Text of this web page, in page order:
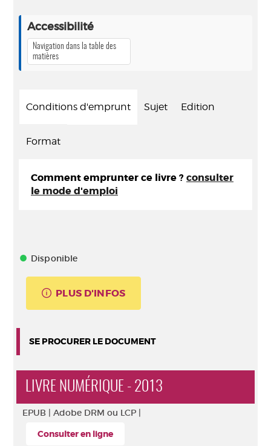
Accessibilité
Navigation dans la table des
matières
Conditions d'emprunt Sujet Edition
Format
Comment emprunter ce livre ? consulter
le mode d'emploi
Disponible
PLUS D'INFOS
SE PROCURER LE DOCUMENT
LIVRE NUMÉRIQUE - 2013
EPUB | Adobe DRM ou LCP |
Consulter en ligne